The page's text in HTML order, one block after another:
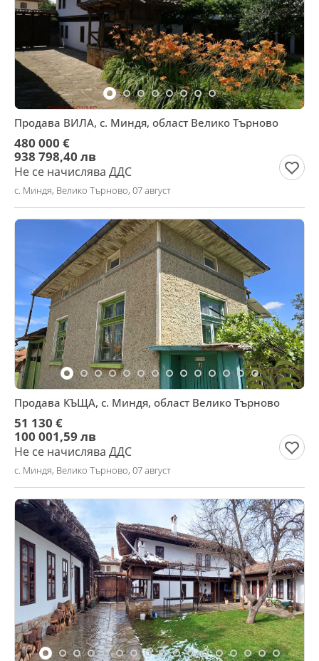
Продава ВИЛА, с. Миндя, област Велико Търново
480 000 €
938 798,40 лв
Не се начислява ДДС
с. Миндя, Велико Търново, 07 август
Продава КЪЩА, с. Миндя, област Велико Търново
51 130 €
100 001,59 лв
Не се начислява ДДС
с. Миндя, Велико Търново, 07 август